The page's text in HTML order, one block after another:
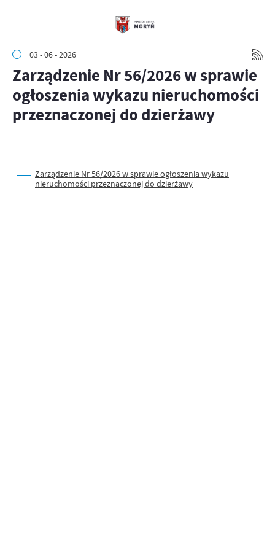
03 - 06 - 2026
Zarządzenie Nr 56/2026 w sprawie
ogłoszenia wykazu nieruchomości
przeznaczonej do dzierżawy
Zarządzenie Nr 56/2026 w sprawie ogłoszenia wykazu
nieruchomości przeznaczonej do dzierżawy